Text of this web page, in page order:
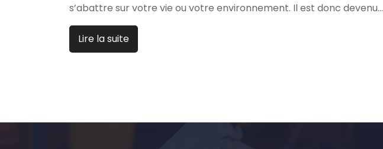
s’abattre sur votre vie ou votre environnement. Il est donc devenu…
Lire la suite